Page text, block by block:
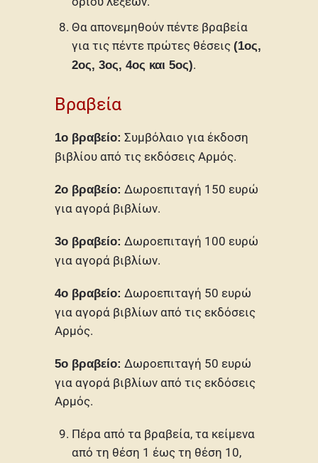
Θα απονεμηθούν πέντε βραβεία
για τις πέντε πρώτες θέσεις (1ος,
2ος, 3ος, 4ος και 5ος).
Βραβεία
1ο βραβείο: Συμβόλαιο για έκδοση
βιβλίου από τις εκδόσεις Αρμός.
2ο βραβείο: Δωροεπιταγή 150 ευρώ
για αγορά βιβλίων.
3ο βραβείο: Δωροεπιταγή 100 ευρώ
για αγορά βιβλίων.
4ο βραβείο: Δωροεπιταγή 50 ευρώ
για αγορά βιβλίων από τις εκδόσεις
Αρμός.
5ο βραβείο: Δωροεπιταγή 50 ευρώ
για αγορά βιβλίων από τις εκδόσεις
Αρμός.
Πέρα από τα βραβεία, τα κείμενα
από τη θέση 1 έως τη θέση 10,